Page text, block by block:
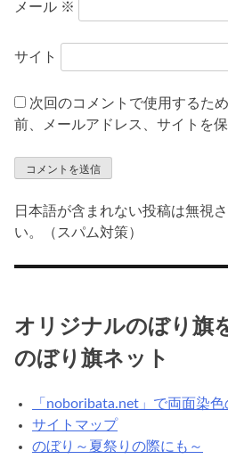
メール ※
サイト
次回のコメントで使用するた
前、メールアドレス、サイトを保
日本語が含まれない投稿は無視
い。（スパム対策）
オリジナルのぼり旗
のぼり旗ネット
「noboribata.net」で両面染
サイトマップ
のぼり～夏祭りの際にも～